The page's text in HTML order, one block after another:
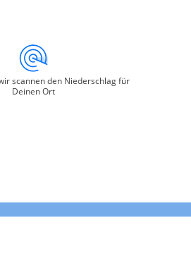
scannen den Niederschlag für
Deinen Ort